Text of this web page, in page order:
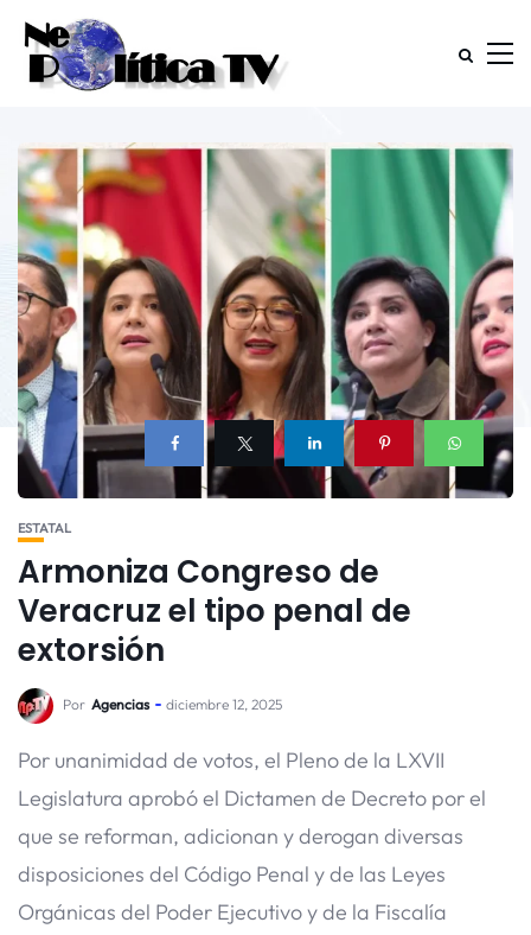
ESTATAL
Armoniza Congreso de
Veracruz el tipo penal de
extorsión
Por Agencias diciembre 12, 2025
Por unanimidad de votos, el Pleno de la LXVII
Legislatura aprobó el Dictamen de Decreto por el
que se reforman, adicionan y derogan diversas
disposiciones del Código Penal y de las Leyes
Orgánicas del Poder Ejecutivo y de la Fiscalía